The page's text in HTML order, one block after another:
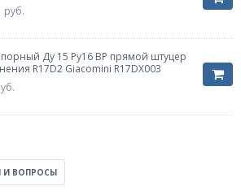
руб.
Ду 15 Ру16 ВР прямой штуцер
R17D2 Giacomini R17DX003
И ВОПРОСЫ